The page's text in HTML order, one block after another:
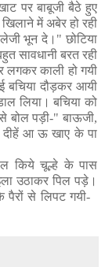
पर बाबूजी बैठे हुए
में अबेर हो रही
भून दे।" छोटिया
सावधानी बरत रही
काली हो गयी
दौड़कर आयी
लिया। बचिया को
बोल पड़ी-" बाऊजी,
दीहें आ ऊ खाए के पा
किये चूल्हे के पास
उठाकर पिल पड़े।
पैरों से लिपट गयी-